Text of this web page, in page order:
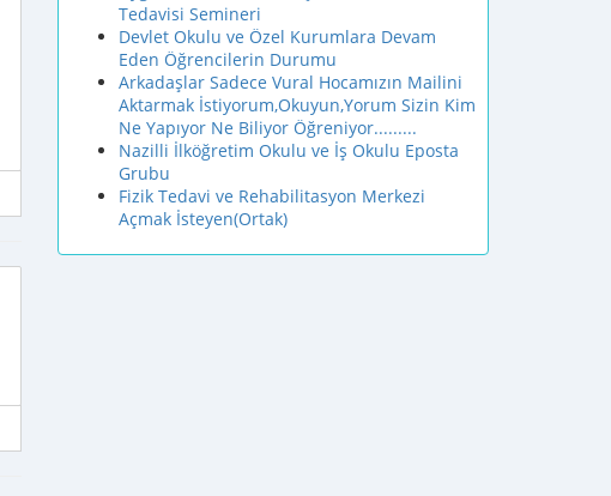
Tedavisi Semineri
Devlet Okulu ve Özel Kurumlara Devam
Eden Öğrencilerin Durumu
Arkadaşlar Sadece Vural Hocamızın Mailini
Aktarmak İstiyorum,Okuyun,Yorum Sizin Kim
Ne Yapıyor Ne Biliyor Öğreniyor.........
Nazilli İlköğretim Okulu ve İş Okulu Eposta
Grubu
Fizik Tedavi ve Rehabilitasyon Merkezi
Açmak İsteyen(Ortak)